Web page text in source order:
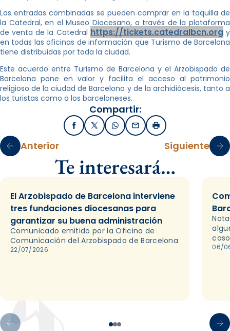
Las entradas combinadas se pueden comprar en la taquilla de
la Catedral, en el Museo Diocesano, a través de la plataforma
de venta de la Catedral https://tickets.catedralbcn.orgy
en todas las oficinas de información que Turismo de Barcelona
tiene distribuidas por toda la ciudad.
Este acuerdo entre Turismo de Barcelona y el Arzobispado de
Barcelona pone en valor y facilita el acceso al patrimonio
religioso de la ciudad de Barcelona y de la archidiócesis, tanto a
los turistas como a los barceloneses.
Compartir:
FacebookX / TwitterWhatsApp
EmailImprimir
Anterior Siguiente
Te interesará…
El Arzobispado de Barcelona interviene
tres fundaciones diocesanas para
garantizar su buena administración
Comunicado emitido por la Oficina de
Comunicación del Arzobispado de Barcelona
22/07/2026 06/